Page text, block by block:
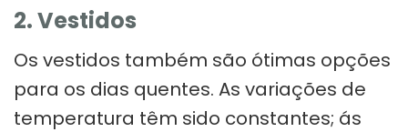
2. Vestidos
Os vestidos também são ótimas opções
para os dias quentes. As variações de
temperatura têm sido constantes; ás